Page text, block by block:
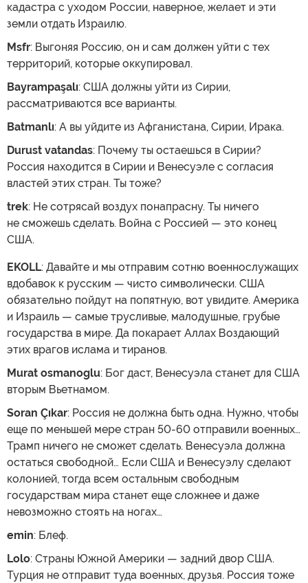
кадастра с уходом России, наверное, желает и эти
земли отдать Израилю.
Msfr: Выгоняя Россию, он и сам должен уйти с тех
территорий, которые оккупировал.
Bayrampaşalı: США должны уйти из Сирии,
рассматриваются все варианты.
Batmanlı: А вы уйдите из Афганистана, Сирии, Ирака.
Durust vatandas: Почему ты остаешься в Сирии?
Россия находится в Сирии и Венесуэле с согласия
властей этих стран. Ты тоже?
trek: Не сотрясай воздух понапрасну. Ты ничего
не сможешь сделать. Война с Россией — это конец
США.
EKOLL: Давайте и мы отправим сотню военнослужащих
вдобавок к русским — чисто символически. США
обязательно пойдут на попятную, вот увидите. Америка
и Израиль — самые трусливые, малодушные, грубые
государства в мире. Да покарает Аллах Воздающий
этих врагов ислама и тиранов.
Murat osmanoglu: Бог даст, Венесуэла станет для США
вторым Вьетнамом.
Soran Çıkar: Россия не должна быть одна. Нужно, чтобы
еще по меньшей мере стран 50-60 отправили военных…
Трамп ничего не сможет сделать. Венесуэла должна
остаться свободной… Если США и Венесуэлу сделают
колонией, тогда всем остальным свободным
государствам мира станет еще сложнее и даже
невозможно стоять на ногах…
emin: Блеф.
Lolo: Страны Южной Америки — задний двор США.
Турция не отправит туда военных, друзья. Россия тоже